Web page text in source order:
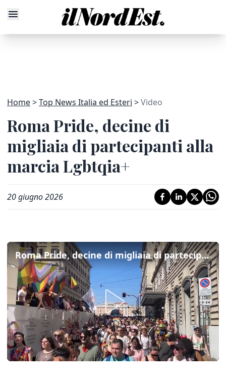
Home Top News Italia ed Esteri Video
Roma Pride, decine di
migliaia di partecipanti alla
marcia Lgbtqia+
20 giugno 2026
Roma Pride, decine di migliaia di partecipanti alla marcia Lgbtqia+